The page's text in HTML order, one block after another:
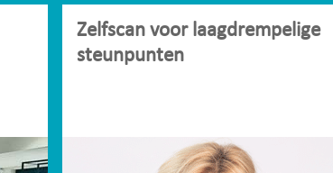
Zelfscan voor laagdrempelige
steunpunten